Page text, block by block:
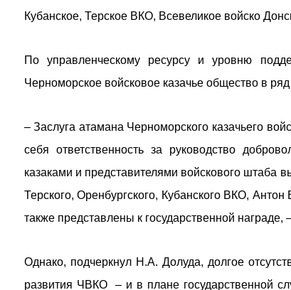
Кубанское, Терское ВКО, Всевеликое войско
По управленческому ресурсу и уровню
Черноморское войсковое казачье общество в
– Заслуга атамана Черноморского казачьего
себя ответственность за руководство
казаками и представителями войскового штаба
Терского, Оренбургского, Кубанского ВКО,
также представлены к государственной
Однако, подчеркнул Н.А. Долуда, долгое
развития ЧВКО – и в плане государственной